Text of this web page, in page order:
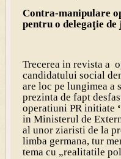
Contra-manipulare
pentru o delegaţie
Trecerea in revista a
candidatului social
are loc pe lungimea a
prezinta de fapt
operatiuni PR initiate ‘
in Ministerul de
al unor ziaristi de la
limba germana, tur
tema cu „realitatile